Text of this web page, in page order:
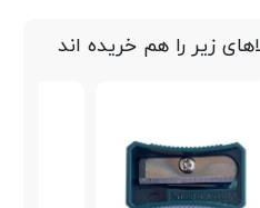
زیر را هم خریده اند